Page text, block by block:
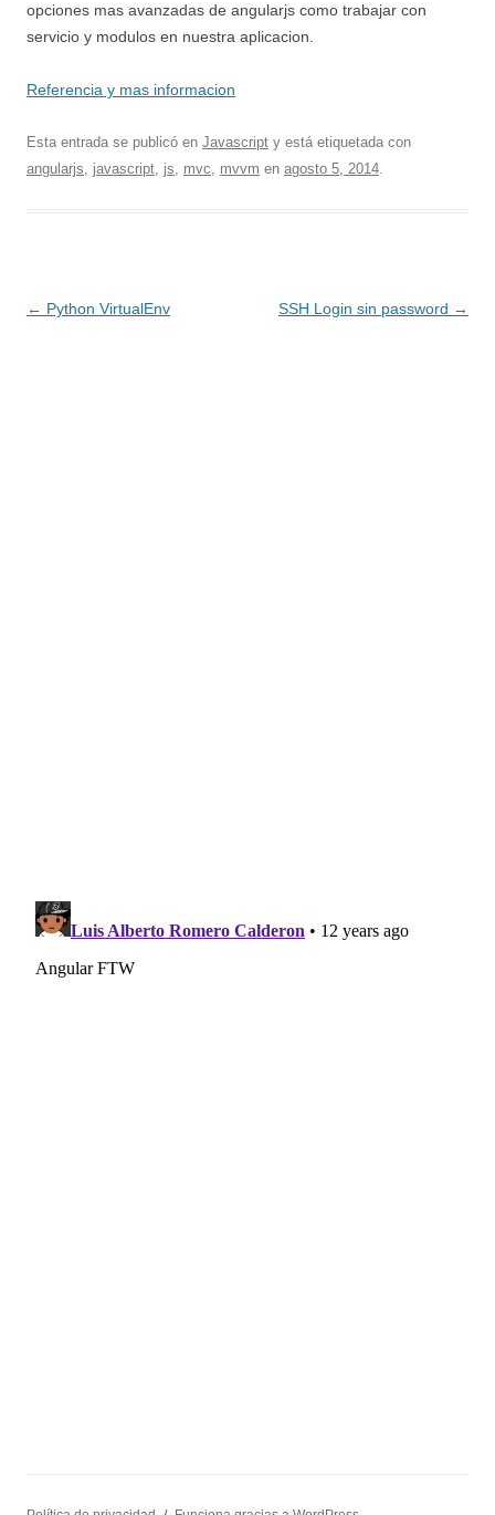
opciones mas avanzadas de angularjs como trabajar con
servicio y modulos en nuestra aplicacion.
Referencia y mas informacion
Esta entrada se publicó en Javascript y está etiquetada con
angularjs, javascript, js, mvc, mvvm en agosto 5, 2014.
Navegación
← Python VirtualEnv SSH Login sin password →